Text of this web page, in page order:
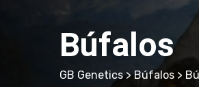
Búfalos
GB Genetics>Búfalos >